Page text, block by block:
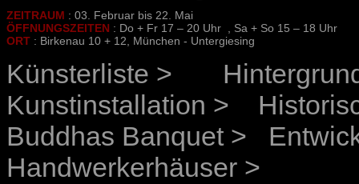
ZEITRAUM : 03. Februar bis 22. Mai
ÖFFNUNGSZEITEN : Do + Fr 17 – 20 Uhr , Sa + So 15 – 18 Uhr
ORT : Birkenau 10 + 12, München - Untergiesing
Künsterliste >
Kunstinstallation >
Buddhas Banquet >
Handwerkerhäuser >